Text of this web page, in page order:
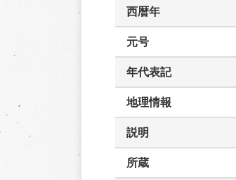
西暦年
元号
年代表記
地理情報
説明
所蔵